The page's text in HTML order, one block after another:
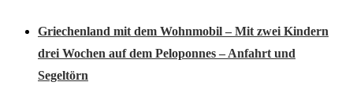
Griechenland mit dem Wohnmobil – Mit zwei Kindern
drei Wochen auf dem Peloponnes – Anfahrt und
Segeltörn